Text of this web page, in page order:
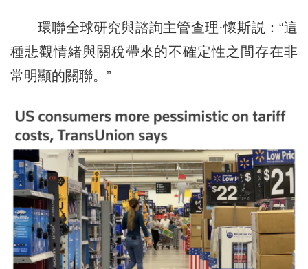
環聯全球研究與諮詢主管查理·懷斯説：“這
種悲觀情緒與關稅帶來的不確定性之間存在非
常明顯的關聯。”